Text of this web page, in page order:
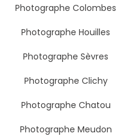
Photographe Colombes
Photographe Houilles
Photographe Sèvres
Photographe Clichy
Photographe Chatou
Photographe Meudon